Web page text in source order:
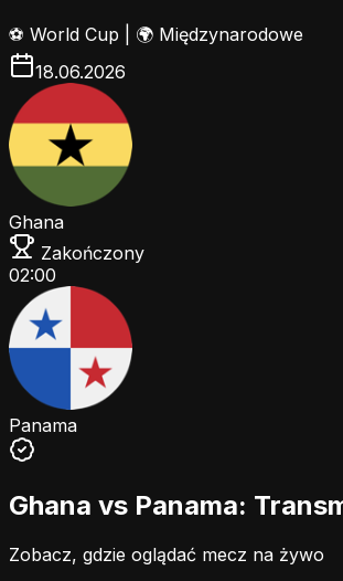
⚽ World Cup
🌍 Międzynarodowe
18.06.2026
Ghana
Zakończony
02:00
Panama
Ghana vs Panama:
Zobacz, gdzie oglądać mecz na żywo